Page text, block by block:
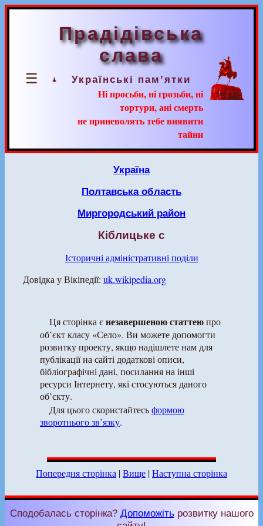
☰
Прадідівська
слава
Українські пам’ятки
Ні просьби, ні грозьби, ні
тортури, ані смерть
не приневолять тебе виявити
тайни
Україна
Полтавська область
Миргородський район
Кіблицьке с
Історичні адміністративні поділи
Довідка у Вікіпедії: uk.wikipedia.org
Ця сторінка єнезавершеною статтеюпро
об’єкт класу «Село». Ви можете допомогти
розвитку проекту, якщо надішлете нам для
публікації на сайті додаткові описи,
бібліографічні дані, посилання на інші
ресурси Інтернету, які стосуються даного
об’єкту.
Для цього скористайтесьформою
зворотнього зв’язку.
Попередня сторінка |Вище |Наступна сторінка
Сподобалась сторінка? Допоможіть розвитку нашого